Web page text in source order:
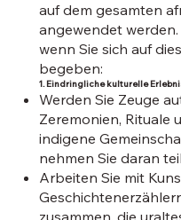
auf dem gesamten
angewendet
wenn Sie sich auf
begeben:
1. Eindringliche kulturelle
Werden Sie Zeuge
Zeremonien, Rituale
indigene
nehmen Sie daran
Arbeiten Sie mit